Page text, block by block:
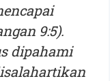
9:5).
dipahami